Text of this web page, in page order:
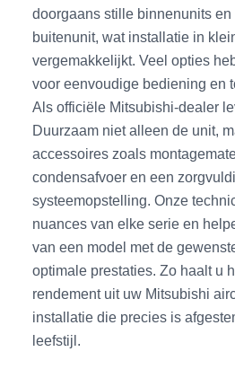
doorgaans stille binnenunits
buitenunit, wat installatie in
vergemakkelijkt. Veel opties
voor eenvoudige bediening en
Als officiële Mitsubishi-dealer
Duurzaam niet alleen de unit,
accessoires zoals
condensafvoer en een
systeemopstelling. Onze
nuances van elke serie en
van een model met de
optimale prestaties. Zo haalt u
rendement uit uw Mitsubishi
installatie die precies is
leefstijl.